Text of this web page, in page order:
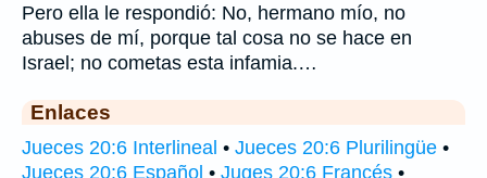
Pero ella le respondió: No, hermano mío, no
abuses de mí, porque tal cosa no se hace en
Israel; no cometas esta infamia.…
Enlaces
Jueces 20:6 Interlineal • Jueces 20:6 Plurilingüe •
Jueces 20:6 Español • Juges 20:6 Francés •